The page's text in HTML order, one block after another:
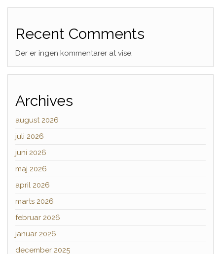
Recent Comments
Der er ingen kommentarer at vise.
Archives
august 2026
juli 2026
juni 2026
maj 2026
april 2026
marts 2026
februar 2026
januar 2026
december 2025